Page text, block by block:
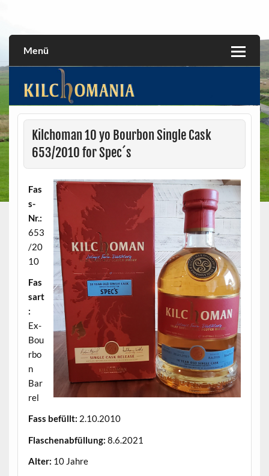
Menü
Kilchoman 10 yo Bourbon Single Cask
653/2010 for Spec´s
Fas
s-
Nr.:
653
/20
10
Fas
sart
:
Ex-
Bou
rbo
n
Bar
rel
Fass befüllt: 2.10.2010
Flaschenabfüllung: 8.6.2021
Alter: 10 Jahre